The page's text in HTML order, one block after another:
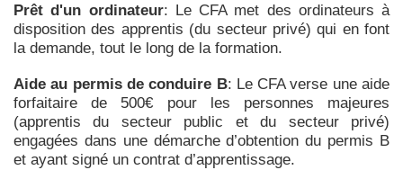
Prêt d'un ordinateur: Le CFA met des ordinateurs à
disposition des apprentis (du secteur privé) qui en font
la demande, tout le long de la formation.
Aide au permis de conduire B: Le CFA verse une aide
forfaitaire de 500€ pour les personnes majeures
(apprentis du secteur public et du secteur privé)
engagées dans une démarche d’obtention du permis B
et ayant signé un contrat d’apprentissage.